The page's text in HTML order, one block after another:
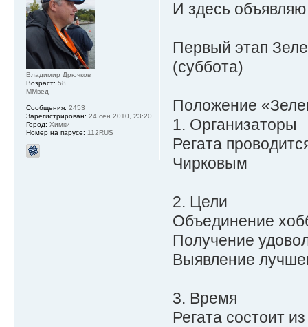
И здесь
Первый этап
(суббота)
Положение
1. Организаторы
Регата
Чирковым
2. Цели
Объединение
Получение
Выявление
3. Время
Регата состоит
Владимир Дрючков
Возраст: 58
ММвед
Сообщения: 2453
Зарегистрирован: 24 сен 2010, 23:20
Город: Химки
Номер на парусе: 112RUS